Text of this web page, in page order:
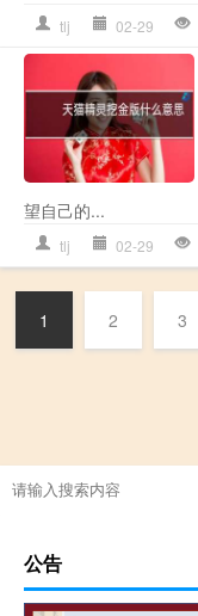
tlj 02-29
望自己的...
tlj 02-29
1 2 3
公告